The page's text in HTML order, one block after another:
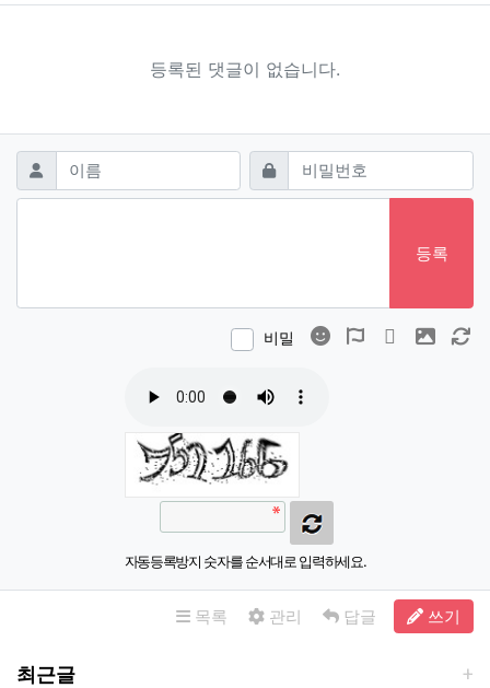
등록된 댓글이 없습니다.
댓글쓰기
이름 필수 비밀번호필수
등록
비밀 이모티콘폰트어썸
동영상 이미지
자동등록방지 숫자를 순서대로 입력하세요.
목록 관리 답글 쓰기
최근글